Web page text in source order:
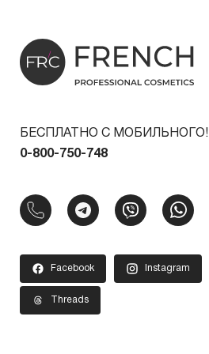
БЕСПЛАТНО С МОБИЛЬНОГО!
0-800-750-748
Facebook Instagram
Threads